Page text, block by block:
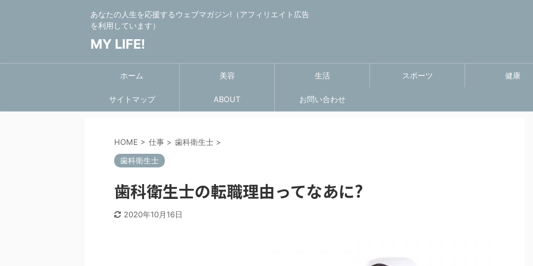
あなたの人生を応援するウェブマガジン!（アフィリエイト広告
を利用しています）
MY LIFE!
ホーム 美容 生活 スポーツ 健康
サイトマップ ABOUT お問い合わせ
HOME > 仕事 > 歯科衛生士 >
歯科衛生士
歯科衛生士の転職理由ってなあに?
2020年10月16日